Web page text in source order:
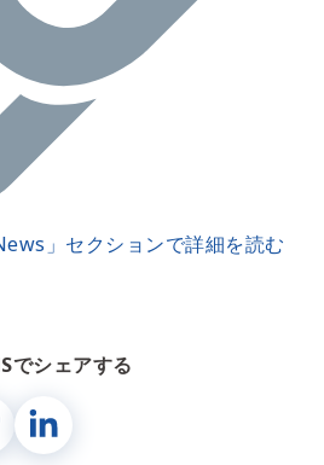
」セクションで詳細を読む
でシェアする